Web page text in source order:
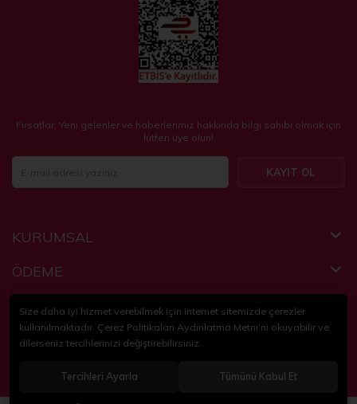
Fırsatlar, Yeni gelenler ve haberlerimiz hakkında bilgi sahibi olmak için
lütfen üye olun!
KAYIT OL
KURUMSAL
ÖDEME
FAYDALI BİLGİLER
© 2018-2024KidsPartim. Tüm hakları saklıdır.
Size daha iyi hizmet verebilmek için internet sitemizde çerezler
kullanılmaktadır. Çerez Politikaları Aydınlatma Metni’ni okuyabilir ve
dilerseniz tercihlerinizi değiştirebilirsiniz.
Tercihleri Ayarla Tümünü Kabul Et